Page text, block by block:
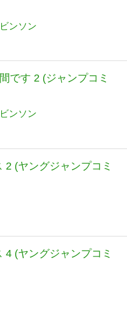
ンソン
です 2 (ジャンプコミ
ンソン
2 (ヤングジャンプコミ
4 (ヤングジャンプコミ